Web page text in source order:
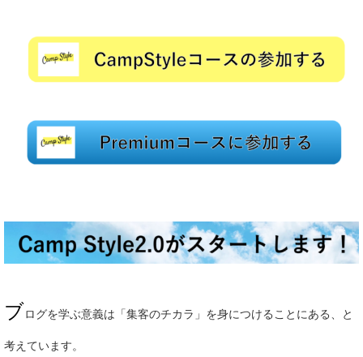
ブログを学ぶ意義は「集客のチカラ」を身につけることにある、と
考えています。